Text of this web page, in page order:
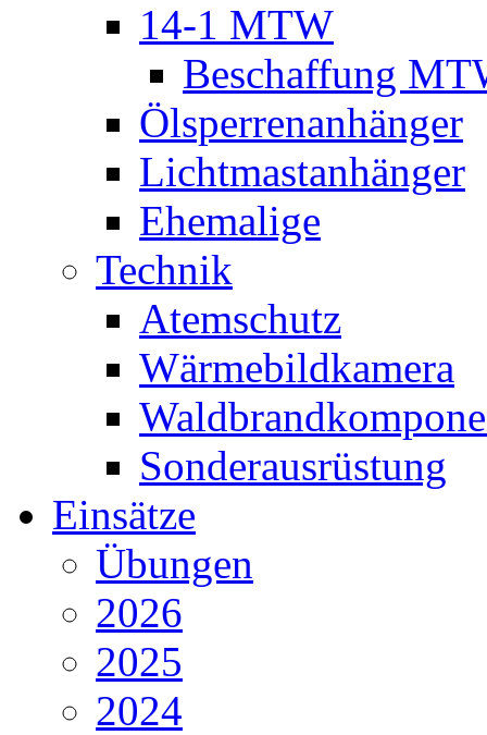
14-1 MTW
Beschaffung
Ölsperrenanhänger
Lichtmastanhänger
Ehemalige
Technik
Atemschutz
Wärmebildkamera
Sonderausrüstung
Einsätze
Übungen
2026
2025
2024